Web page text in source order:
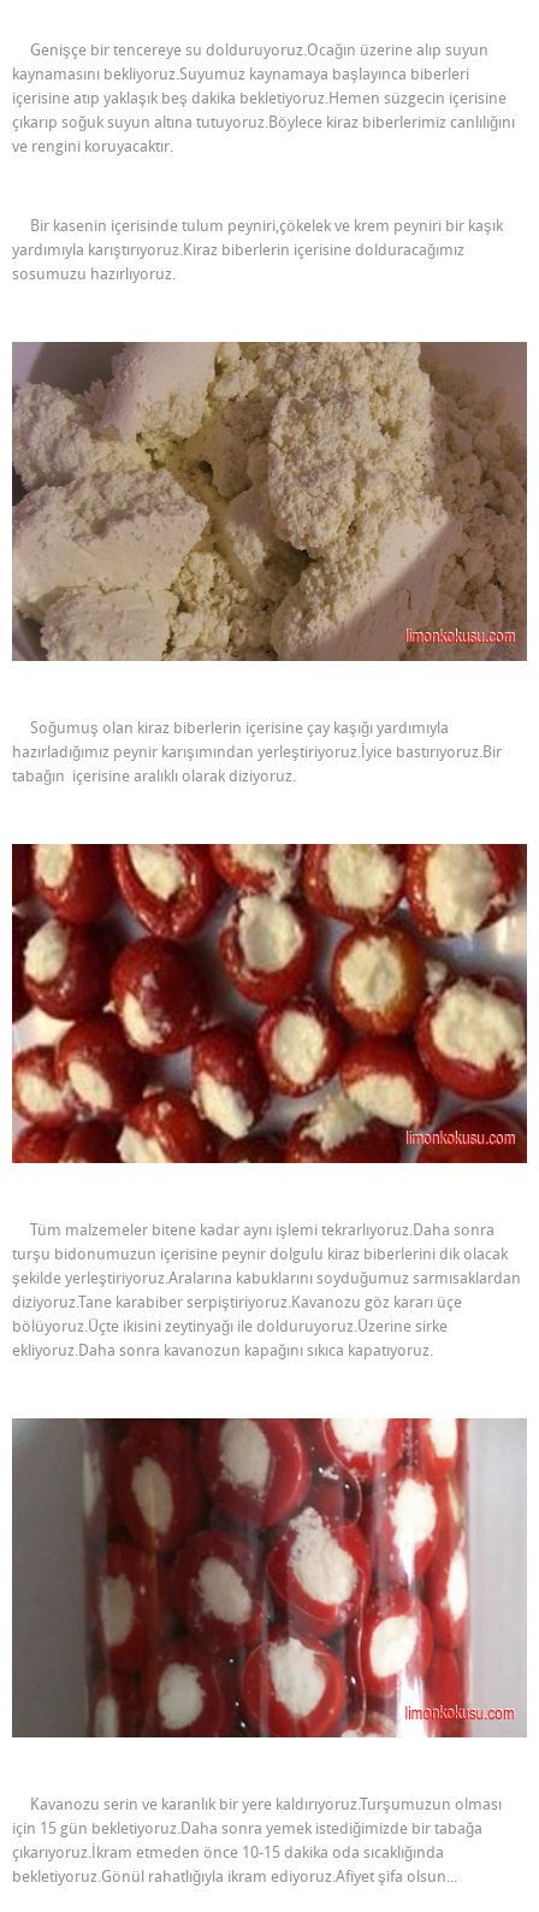
Genişçe bir tencereye su dolduruyoruz.Ocağın üzerine alıp suyun
kaynamasını bekliyoruz.Suyumuz kaynamaya başlayınca biberleri
içerisine atıp yaklaşık beş dakika bekletiyoruz.Hemen süzgecin içerisine
çıkarıp soğuk suyun altına tutuyoruz.Böylece kiraz biberlerimiz canlılığını
ve rengini koruyacaktır.
Bir kasenin içerisinde tulum peyniri,çökelek ve krem peyniri bir kaşık
yardımıyla karıştırıyoruz.Kiraz biberlerin içerisine dolduracağımız
sosumuzu hazırlıyoruz.
Soğumuş olan kiraz biberlerin içerisine çay kaşığı yardımıyla
hazırladığımız peynir karışımından yerleştiriyoruz.İyice bastırıyoruz.Bir
tabağın içerisine aralıklı olarak diziyoruz.
Tüm malzemeler bitene kadar aynı işlemi tekrarlıyoruz.Daha sonra
turşu bidonumuzun içerisine peynir dolgulu kiraz biberlerini dik olacak
şekilde yerleştiriyoruz.Aralarına kabuklarını soyduğumuz sarmısaklardan
diziyoruz.Tane karabiber serpiştiriyoruz.Kavanozu göz kararı üçe
bölüyoruz.Üçte ikisini zeytinyağı ile dolduruyoruz.Üzerine sirke
ekliyoruz.Daha sonra kavanozun kapağını sıkıca kapatıyoruz.
Kavanozu serin ve karanlık bir yere kaldırıyoruz.Turşumuzun olması
için 15 gün bekletiyoruz.Daha sonra yemek istediğimizde bir tabağa
çıkarıyoruz.İkram etmeden önce 10-15 dakika oda sıcaklığında
bekletiyoruz.Gönül rahatlığıyla ikram ediyoruz.Afiyet şifa olsun...